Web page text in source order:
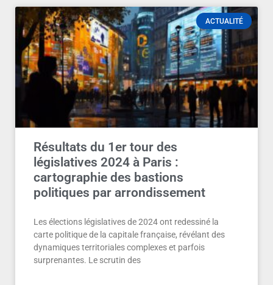
ACTUALITÉ
Résultats du 1er tour des
législatives 2024 à Paris :
cartographie des bastions
politiques par arrondissement
Les élections législatives de 2024 ont redessiné la
carte politique de la capitale française, révélant des
dynamiques territoriales complexes et parfois
surprenantes. Le scrutin des